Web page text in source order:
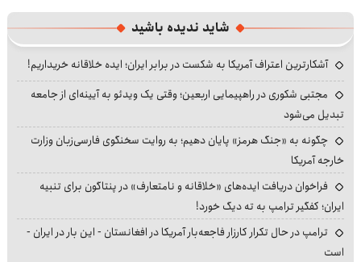
شاید ندیده باشید
آشکارترین اعتراف آمریکا به شکست در برابر ایران؛ ایده خلاقانه خریداریم!
مجتبی شکوری در راهپیمایی اربعین؛ وقتی یک ویدئو به آیینه‌ای از جامعه
تبدیل می‌شود
چگونه به «جنگ هرمز» پایان دهیم؛ به روایت سخنگوی فارسی‌زبان وزارت
خارجه آمریکا
فراخوان دریافت ایده‌های «خلاقانه و نامتعارف» در پنتاگون برای تنبیه
ایران؛ کفگیر ترامپ به ته دیگ خورد!
ترامپ در حال تکرار کارزار فاجعه‌بار آمریکا در افغانستان - این بار در ایران -
است